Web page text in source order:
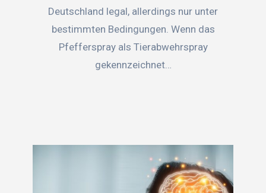
Deutschland legal, allerdings nur unter
bestimmten Bedingungen. Wenn das
Pfefferspray als Tierabwehrspray
gekennzeichnet…